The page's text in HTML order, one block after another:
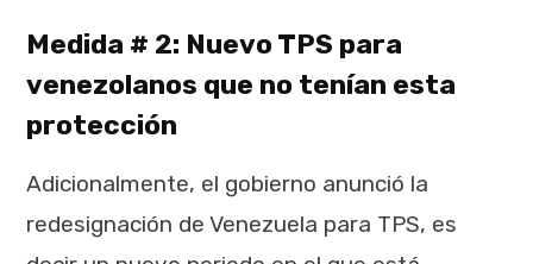
Medida # 2: Nuevo TPS para
venezolanos que no tenían esta
protección
Adicionalmente, el gobierno anunció la
redesignación de Venezuela para TPS, es